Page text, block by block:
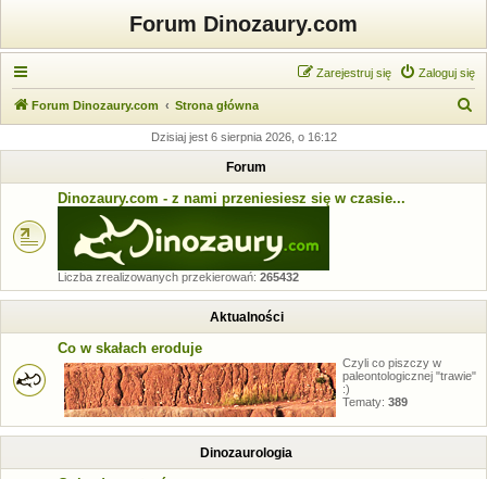
Forum Dinozaury.com
Zaloguj się
Zarejestruj się
Forum Dinozaury.com Strona główna
k
Dzisiaj jest 6 sierpnia 2026, o 16:12
Forum
Dinozaury.com - z nami przeniesiesz się w czasie...
Liczba zrealizowanych przekierowań: 265432
Aktualności
Co w skałach eroduje
Czyli co piszczy w
paleontologicznej "trawie"
:)
Tematy: 389
Dinozaurologia